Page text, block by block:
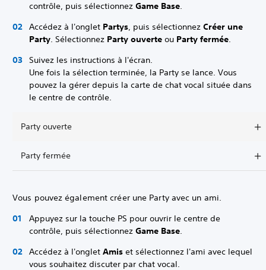
contrôle, puis sélectionnez Game Base.
Accédez à l'onglet Partys, puis sélectionnez Créer une
Party. Sélectionnez Party ouverte ou Party fermée.
Suivez les instructions à l'écran.
Une fois la sélection terminée, la Party se lance. Vous
pouvez la gérer depuis la carte de chat vocal située dans
le centre de contrôle.
Party ouverte
Party fermée
Vous pouvez également créer une Party avec un ami.
Appuyez sur la touche PS pour ouvrir le centre de
contrôle, puis sélectionnez Game Base.
Accédez à l'onglet Amis et sélectionnez l'ami avec lequel
vous souhaitez discuter par chat vocal.